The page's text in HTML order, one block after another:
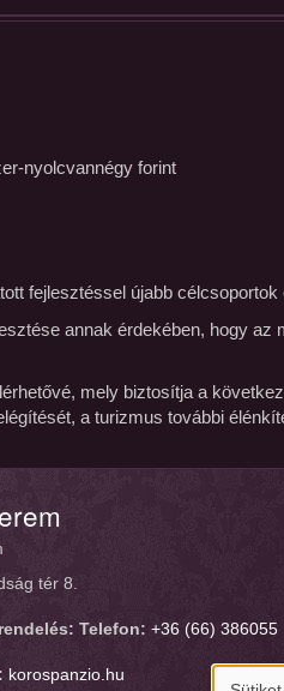
nyolcvannégy forint
fejlesztéssel újabb
annak érdekében, hogy az
mely biztosítja a
a turizmus további
tér 8.
Telefon: +36 (66) 386055
korospanzio.hu